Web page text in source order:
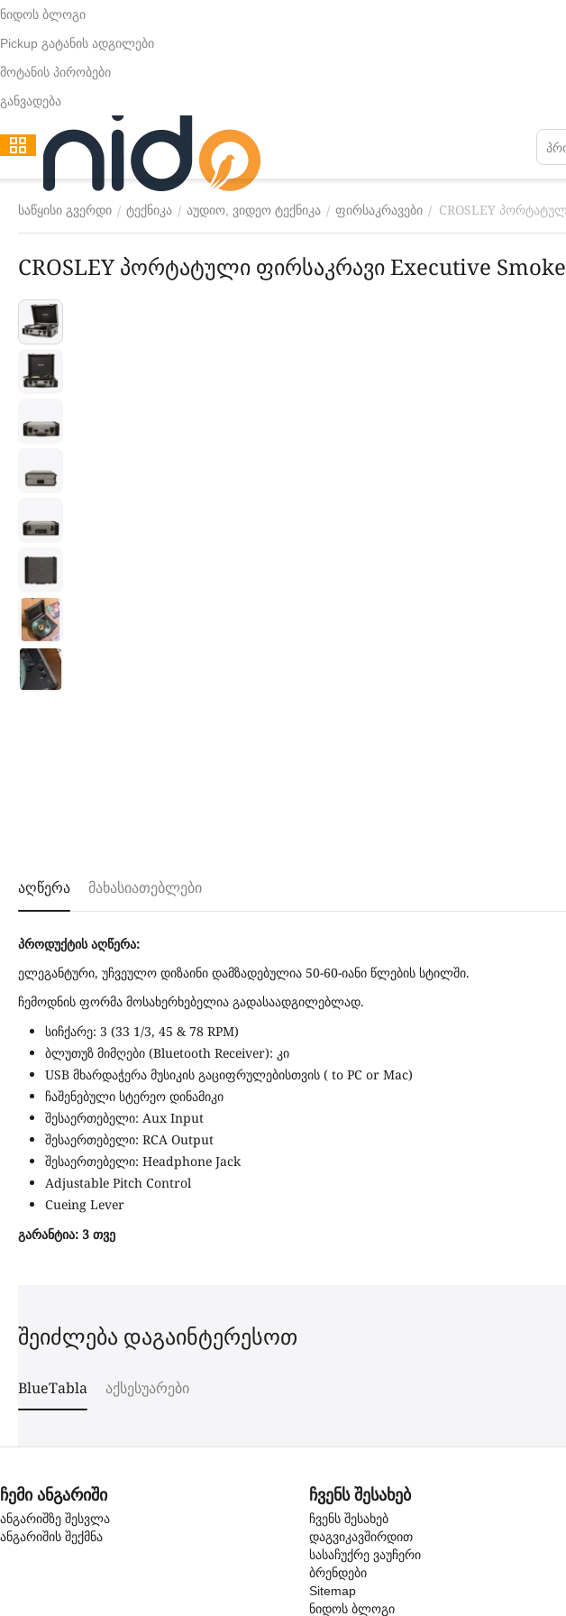
ნიდოს ბლოგი
Pickup გატანის ადგილები
მოტანის პირობები
განვადება
საწყისი გვერდი / ტექნიკა / აუდიო, ვიდეო ტექნიკა / ფირსაკრავები / CROSLEY
CROSLEY პორტატული ფირსაკრავი Executive
აღწერა მახასიათებლები
პროდუქტის აღწერა:
ელეგანტური, უჩვეულო დიზაინი დამზადებულია 50-60-იანი წლების სტილში.
ჩემოდნის ფორმა მოსახერხებელია გადასაადგილებლად.
სიჩქარე: 3 (33 1/3, 45 & 78 RPM)
ბლუთუზ მიმღები (Bluetooth Receiver): კი
USB მხარდაჭერა მუსიკის გაციფრულებისთვის ( to PC or Mac)
ჩაშენებული სტერეო დინამიკი
შესაერთებელი: Aux Input
შესაერთებელი: RCA Output
შესაერთებელი: Headphone Jack
Adjustable Pitch Control
Cueing Lever
გარანტია: 3 თვე
შეიძლება დაგაინტერესოთ
BlueTabla აქსესუარები
ჩემი ანგარიში
ანგარიშზე შესვლა
ანგარიშის შექმნა
ჩვენს შესახებ
ჩვენს შესახებ
დაგვიკავშირდით
სასაჩუქრე ვაუჩერი
ბრენდები
Sitemap
ნიდოს ბლოგი